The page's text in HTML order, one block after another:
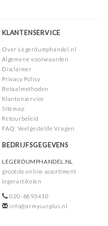
KLANTENSERVICE
Over Legerdumphandel.nl
Algemene voorwaarden
Disclaimer
Privacy Policy
Betaalmethoden
Klantenservice
Sitemap
Retourbeleid
FAQ: Veelgestelde Vragen
BEDRIJFSGEGEVENS
LEGERDUMPHANDEL.NL
grootste online assortiment
legerartikelen
020-6893410
info@armysurplus.nl